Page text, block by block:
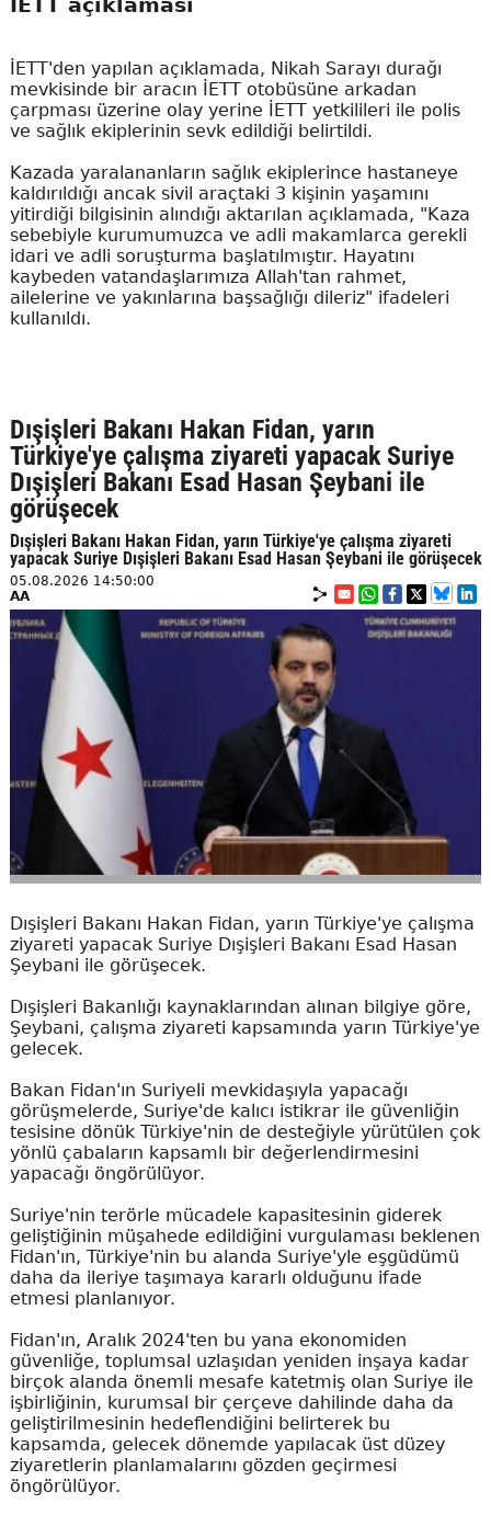
İETT açıklaması
İETT'den yapılan açıklamada, Nikah Sarayı durağı
mevkisinde bir aracın İETT otobüsüne arkadan
çarpması üzerine olay yerine İETT yetkilileri ile polis
ve sağlık ekiplerinin sevk edildiği belirtildi.
Kazada yaralananların sağlık ekiplerince hastaneye
kaldırıldığı ancak sivil araçtaki 3 kişinin yaşamını
yitirdiği bilgisinin alındığı aktarılan açıklamada, "Kaza
sebebiyle kurumumuzca ve adli makamlarca gerekli
idari ve adli soruşturma başlatılmıştır. Hayatını
kaybeden vatandaşlarımıza Allah'tan rahmet,
ailelerine ve yakınlarına başsağlığı dileriz" ifadeleri
kullanıldı.
Dışişleri Bakanı Hakan Fidan, yarın
Türkiye'ye çalışma ziyareti yapacak Suriye
Dışişleri Bakanı Esad Hasan Şeybani ile
görüşecek
Dışişleri Bakanı Hakan Fidan, yarın Türkiye'ye çalışma ziyareti
yapacak Suriye Dışişleri Bakanı Esad Hasan Şeybani ile görüşecek
05.08.2026 14:50:00
AA
Dışişleri Bakanı Hakan Fidan, yarın Türkiye'ye çalışma
ziyareti yapacak Suriye Dışişleri Bakanı Esad Hasan
Şeybani ile görüşecek.
Dışişleri Bakanlığı kaynaklarından alınan bilgiye göre,
Şeybani, çalışma ziyareti kapsamında yarın Türkiye'ye
gelecek.
Bakan Fidan'ın Suriyeli mevkidaşıyla yapacağı
görüşmelerde, Suriye'de kalıcı istikrar ile güvenliğin
tesisine dönük Türkiye'nin de desteğiyle yürütülen çok
yönlü çabaların kapsamlı bir değerlendirmesini
yapacağı öngörülüyor.
Suriye'nin terörle mücadele kapasitesinin giderek
geliştiğinin müşahede edildiğini vurgulaması beklenen
Fidan'ın, Türkiye'nin bu alanda Suriye'yle eşgüdümü
daha da ileriye taşımaya kararlı olduğunu ifade
etmesi planlanıyor.
Fidan'ın, Aralık 2024'ten bu yana ekonomiden
güvenliğe, toplumsal uzlaşıdan yeniden inşaya kadar
birçok alanda önemli mesafe katetmiş olan Suriye ile
işbirliğinin, kurumsal bir çerçeve dahilinde daha da
geliştirilmesinin hedeflendiğini belirterek bu
kapsamda, gelecek dönemde yapılacak üst düzey
ziyaretlerin planlamalarını gözden geçirmesi
öngörülüyor.